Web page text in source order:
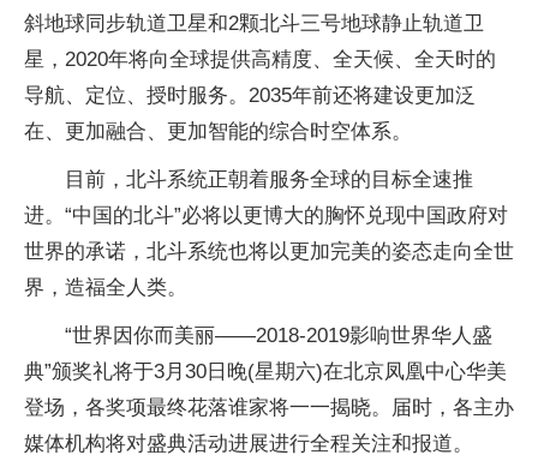
斜地球同步轨道卫星和2颗北斗三号地球静止轨道卫
星，2020年将向全球提供高精度、全天候、全天时的
导航、定位、授时服务。2035年前还将建设更加泛
在、更加融合、更加智能的综合时空体系。
目前，北斗系统正朝着服务全球的目标全速推
进。“中国的北斗”必将以更博大的胸怀兑现中国政府对
世界的承诺，北斗系统也将以更加完美的姿态走向全世
界，造福全人类。
“世界因你而美丽——2018-2019影响世界华人盛
典”颁奖礼将于3月30日晚(星期六)在北京凤凰中心华美
登场，各奖项最终花落谁家将一一揭晓。届时，各主办
媒体机构将对盛典活动进展进行全程关注和报道。